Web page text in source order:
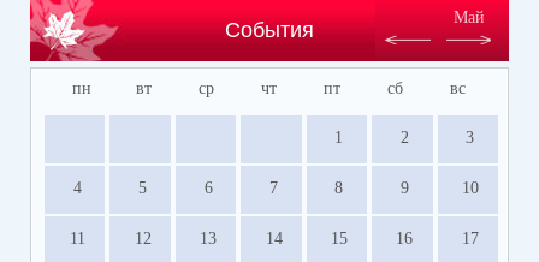
События
Май
пн вт ср чт пт сб вс
1 2 3
4 5 6 7 8 9 10
11 12 13 14 15 16 17